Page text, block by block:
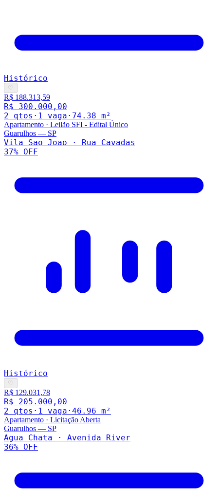
Histórico
♡
R$ 188.313,59
R$ 300.000,00
2 qtos · 1 vaga · 74.38 m²
Apartamento · Leilão SFI - Edital Único
Guarulhos — SP
Vila Sao Joao · Rua Cavadas
37% OFF
Histórico
♡
R$ 129.031,78
R$ 205.000,00
2 qtos · 1 vaga · 46.96 m²
Apartamento · Licitação Aberta
Guarulhos — SP
Agua Chata · Avenida River
36% OFF